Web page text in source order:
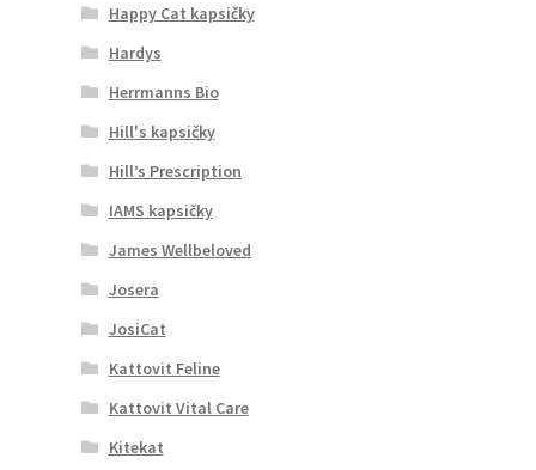
Happy Cat kapsičky
Hardys
Herrmanns Bio
Hill's kapsičky
Hill’s Prescription
IAMS kapsičky
James Wellbeloved
Josera
JosiCat
Kattovit Feline
Kattovit Vital Care
Kitekat